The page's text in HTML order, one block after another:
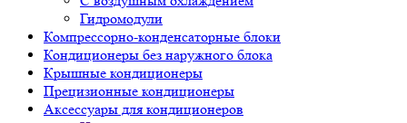
Гидромодули
Компрессорно-конденсаторные блоки
Кондиционеры без наружного блока
Крышные кондиционеры
Прецизионные кондиционеры
Аксессуары для кондиционеров